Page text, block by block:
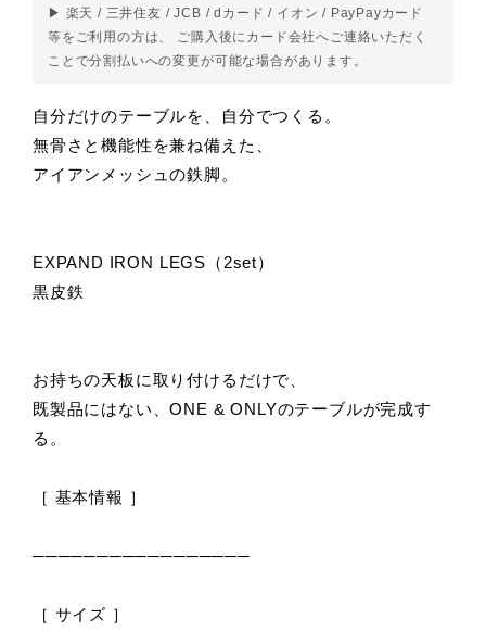
▶ 楽天 / 三井住友 / JCB / dカード / イオン / PayPayカード
等をご利用の方は、 ご購入後にカード会社へご連絡いただく
ことで分割払いへの変更が可能な場合があります。
自分だけのテーブルを、自分でつくる。
無骨さと機能性を兼ね備えた、
アイアンメッシュの鉄脚。
EXPAND IRON LEGS（2set）
黒皮鉄
お持ちの天板に取り付けるだけで、
既製品にはない、ONE & ONLYのテーブルが完成す
る。
［ 基本情報 ］
─────────────────
［ サイズ ］